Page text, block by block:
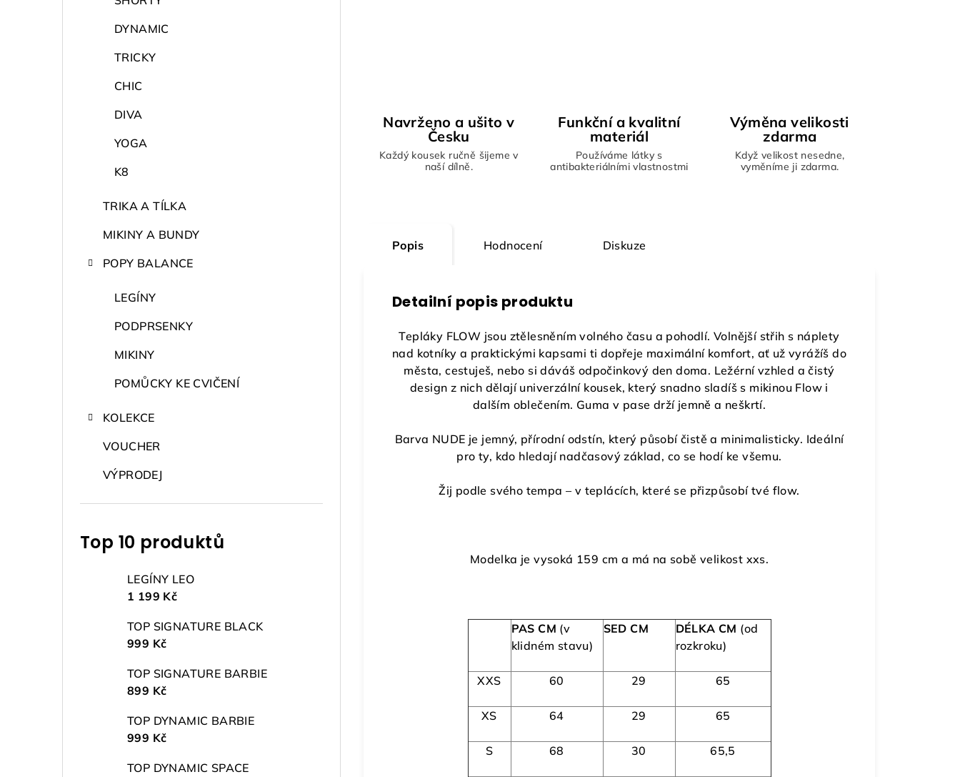
DYNAMIC
TRICKY
CHIC
DIVA
YOGA
K8
TRIKA A TÍLKA
MIKINY A BUNDY
POPY BALANCE
LEGÍNY
PODPRSENKY
MIKINY
POMŮCKY KE CVIČENÍ
KOLEKCE
VOUCHER
VÝPRODEJ
Top 10 produktů
LEGÍNY LEO
1 199 Kč
TOP SIGNATURE BLACK
999 Kč
TOP SIGNATURE BARBIE
899 Kč
TOP DYNAMIC BARBIE
999 Kč
TOP DYNAMIC SPACE
Navrženo a ušito v
Česku
Každý kousek ručně šijeme v
naší dílně.
Funkční a kvalitní
materiál
Používáme látky s
antibakteriálními vlastnostmi
Výměna velikosti
zdarma
Když velikost nesedne,
vyměníme ji zdarma.
Popis Hodnocení Diskuze
Detailní popis produktu
Tepláky FLOW jsou ztělesněním volného času a pohodlí. Volnější střih s náplety
nad kotníky a praktickými kapsami ti dopřeje maximální komfort, ať už vyrážíš do
města, cestuješ, nebo si dáváš odpočinkový den doma. Ležérní vzhled a čistý
design z nich dělají univerzální kousek, který snadno sladíš s mikinou Flow i
dalším oblečením. Guma v pase drží jemně a neškrtí.
Barva NUDE je jemný, přírodní odstín, který působí čistě a minimalisticky. Ideální
pro ty, kdo hledají nadčasový základ, co se hodí ke všemu.
Žij podle svého tempa – v teplácích, které se přizpůsobí tvé flow.
Modelka je vysoká 159 cm a má na sobě velikost xxs.
PAS CM (v
klidném stavu)
SED CM DÉLKA CM (od
rozkroku)
XXS 60 29 65
XS 64 29 65
S 68 30 65,5